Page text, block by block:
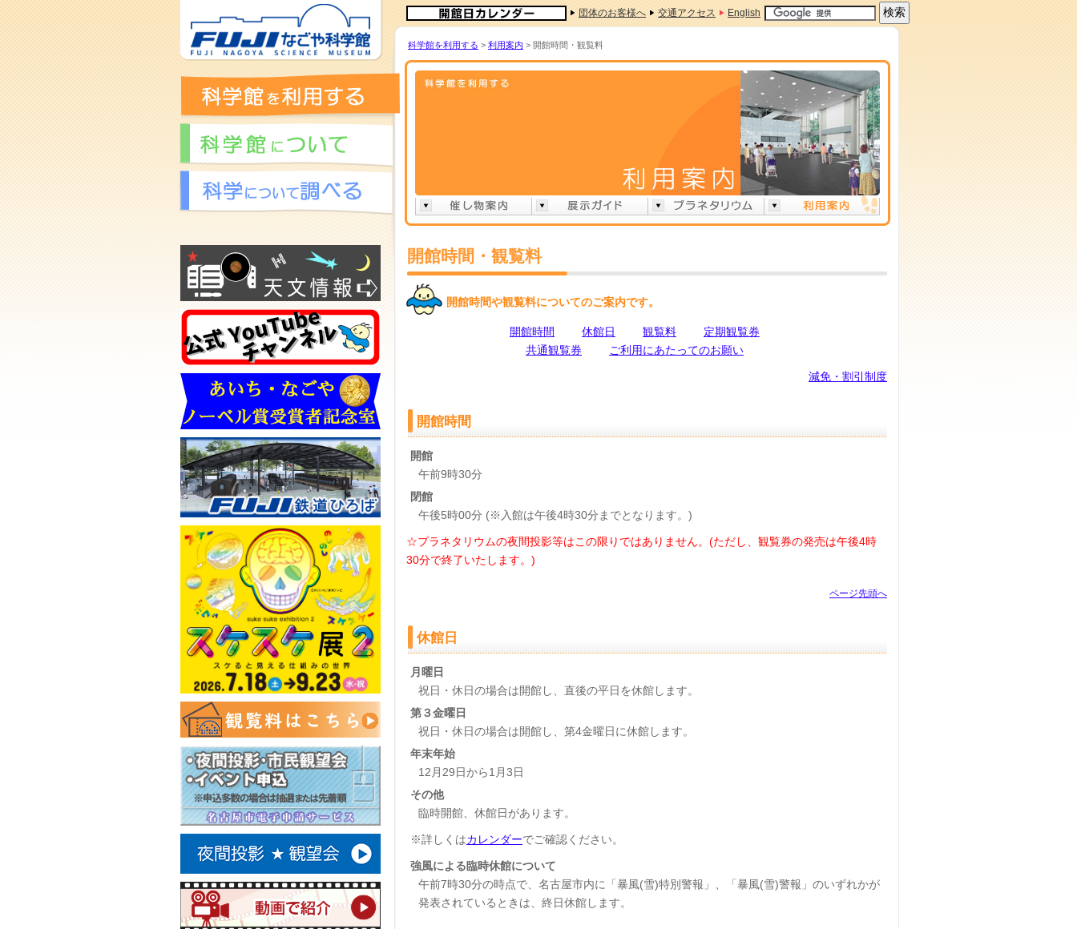
団体のお客様へ 交通アクセス English
科学館を利用する > 利用案内 > 開館時間・観覧料
開館時間・観覧料
開館時間や観覧料についてのご案内です。
開館時間 休館日 観覧料
定期観覧券
共通観覧券
ご利用にあたってのお願い
減免・割引制度
開館時間
開館
午前9時30分
閉館
午後5時00分 (※入館は午後4時30分までとなります。)
☆プラネタリウムの夜間投影等はこの限りではありません。(ただし、観覧券の発売は午後4時
30分で終了いたします。)
ページ先頭へ
休館日
月曜日
祝日・休日の場合は開館し、直後の平日を休館します。
第３金曜日
祝日・休日の場合は開館し、第4金曜日に休館します。
年末年始
12月29日から1月3日
その他
臨時開館、休館日があります。
※詳しくはカレンダーでご確認ください。
強風による臨時休館について
午前7時30分の時点で、名古屋市内に「暴風(雪)特別警報」、「暴風(雪)警報」のいずれかが
発表されているときは、終日休館します。